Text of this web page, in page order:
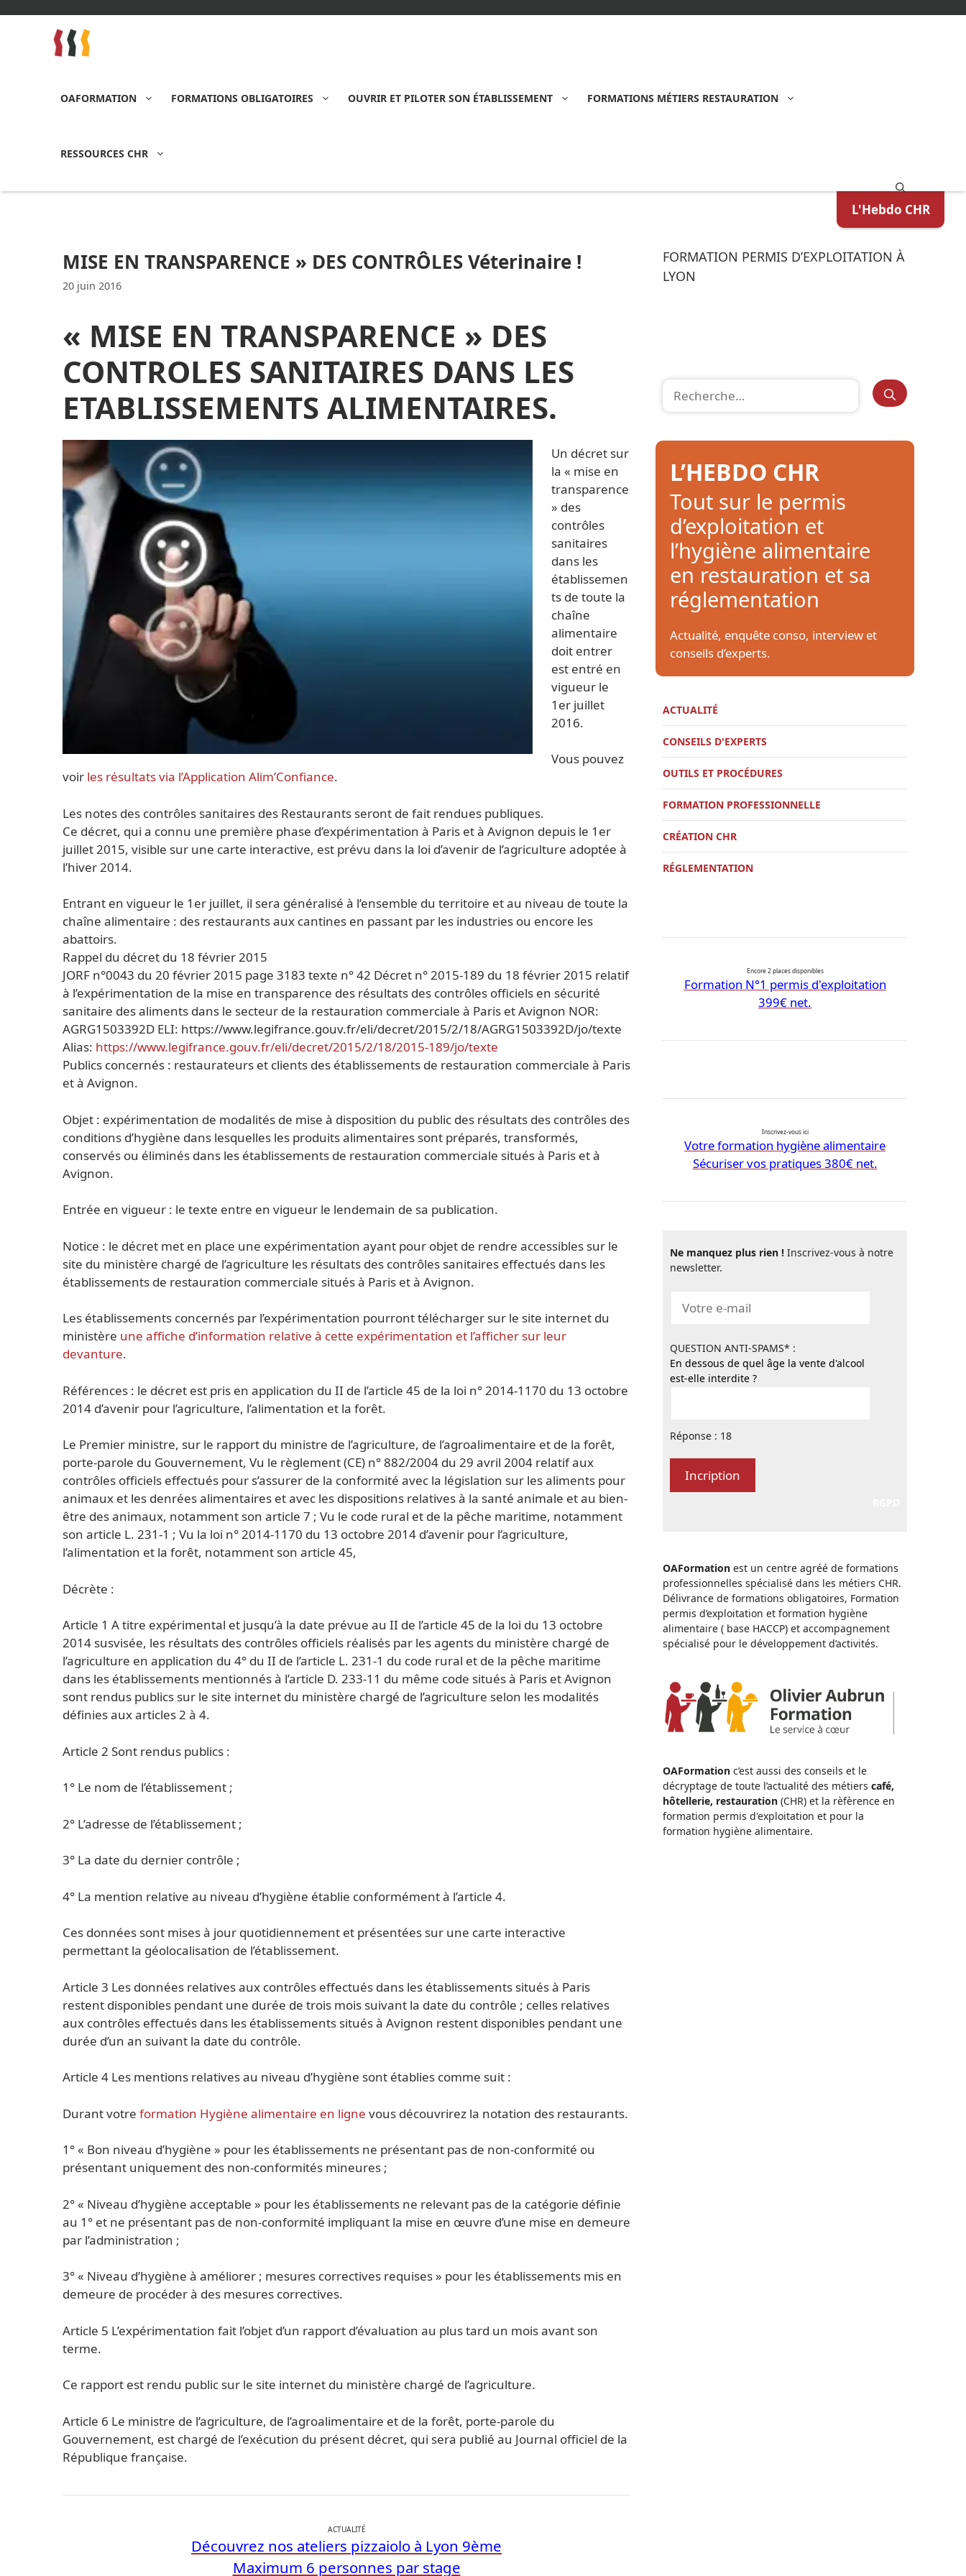
OAFORMATION FORMATIONS OBLIGATOIRES OUVRIR ET PILOTER SON ÉTABLISSEMENT FORMATIONS MÉTIERS RESTAURATION
RESSOURCES CHR
L'Hebdo CHR
MISE EN TRANSPARENCE » DES CONTRÔLES Véterinaire !
20 juin 2016
« MISE EN TRANSPARENCE » DES
CONTROLES SANITAIRES DANS LES
ETABLISSEMENTS ALIMENTAIRES.
Un décret sur
la « mise en
transparence
» des
contrôles
sanitaires
dans les
établissemen
ts de toute la
chaîne
alimentaire
doit entrer
est entré en
vigueur le
1er juillet
2016.
Vous pouvez
voir les résultats via l’Application Alim’Confiance.
Les notes des contrôles sanitaires des Restaurants seront de fait rendues publiques.
Ce décret, qui a connu une première phase d’expérimentation à Paris et à Avignon depuis le 1er
juillet 2015, visible sur une carte interactive, est prévu dans la loi d’avenir de l’agriculture adoptée à
l’hiver 2014.
Entrant en vigueur le 1er juillet, il sera généralisé à l’ensemble du territoire et au niveau de toute la
chaîne alimentaire : des restaurants aux cantines en passant par les industries ou encore les
abattoirs.
Rappel du décret du 18 février 2015
JORF n°0043 du 20 février 2015 page 3183 texte n° 42 Décret n° 2015-189 du 18 février 2015 relatif
à l’expérimentation de la mise en transparence des résultats des contrôles officiels en sécurité
sanitaire des aliments dans le secteur de la restauration commerciale à Paris et Avignon NOR:
AGRG1503392D ELI: https://www.legifrance.gouv.fr/eli/decret/2015/2/18/AGRG1503392D/jo/texte
Alias: https://www.legifrance.gouv.fr/eli/decret/2015/2/18/2015-189/jo/texte
Publics concernés : restaurateurs et clients des établissements de restauration commerciale à Paris
et à Avignon.
Objet : expérimentation de modalités de mise à disposition du public des résultats des contrôles des
conditions d’hygiène dans lesquelles les produits alimentaires sont préparés, transformés,
conservés ou éliminés dans les établissements de restauration commerciale situés à Paris et à
Avignon.
Entrée en vigueur : le texte entre en vigueur le lendemain de sa publication.
Notice : le décret met en place une expérimentation ayant pour objet de rendre accessibles sur le
site du ministère chargé de l’agriculture les résultats des contrôles sanitaires effectués dans les
établissements de restauration commerciale situés à Paris et à Avignon.
Les établissements concernés par l’expérimentation pourront télécharger sur le site internet du
ministère une affiche d’information relative à cette expérimentation et l’afficher sur leur
devanture.
Références : le décret est pris en application du II de l’article 45 de la loi n° 2014-1170 du 13 octobre
2014 d’avenir pour l’agriculture, l’alimentation et la forêt.
Le Premier ministre, sur le rapport du ministre de l’agriculture, de l’agroalimentaire et de la forêt,
porte-parole du Gouvernement, Vu le règlement (CE) n° 882/2004 du 29 avril 2004 relatif aux
contrôles officiels effectués pour s’assurer de la conformité avec la législation sur les aliments pour
animaux et les denrées alimentaires et avec les dispositions relatives à la santé animale et au bien-
être des animaux, notamment son article 7 ; Vu le code rural et de la pêche maritime, notamment
son article L. 231-1 ; Vu la loi n° 2014-1170 du 13 octobre 2014 d’avenir pour l’agriculture,
l’alimentation et la forêt, notamment son article 45,
Décrète :
Article 1 A titre expérimental et jusqu’à la date prévue au II de l’article 45 de la loi du 13 octobre
2014 susvisée, les résultats des contrôles officiels réalisés par les agents du ministère chargé de
l’agriculture en application du 4° du II de l’article L. 231-1 du code rural et de la pêche maritime
dans les établissements mentionnés à l’article D. 233-11 du même code situés à Paris et Avignon
sont rendus publics sur le site internet du ministère chargé de l’agriculture selon les modalités
définies aux articles 2 à 4.
Article 2 Sont rendus publics :
1° Le nom de l’établissement ;
2° L’adresse de l’établissement ;
3° La date du dernier contrôle ;
4° La mention relative au niveau d’hygiène établie conformément à l’article 4.
Ces données sont mises à jour quotidiennement et présentées sur une carte interactive
permettant la géolocalisation de l’établissement.
Article 3 Les données relatives aux contrôles effectués dans les établissements situés à Paris
restent disponibles pendant une durée de trois mois suivant la date du contrôle ; celles relatives
aux contrôles effectués dans les établissements situés à Avignon restent disponibles pendant une
durée d’un an suivant la date du contrôle.
Article 4 Les mentions relatives au niveau d’hygiène sont établies comme suit :
Durant votre formation Hygiène alimentaire en ligne vous découvrirez la notation des restaurants.
1° « Bon niveau d’hygiène » pour les établissements ne présentant pas de non-conformité ou
présentant uniquement des non-conformités mineures ;
2° « Niveau d’hygiène acceptable » pour les établissements ne relevant pas de la catégorie définie
au 1° et ne présentant pas de non-conformité impliquant la mise en œuvre d’une mise en demeure
par l’administration ;
3° « Niveau d’hygiène à améliorer ; mesures correctives requises » pour les établissements mis en
demeure de procéder à des mesures correctives.
Article 5 L’expérimentation fait l’objet d’un rapport d’évaluation au plus tard un mois avant son
terme.
Ce rapport est rendu public sur le site internet du ministère chargé de l’agriculture.
Article 6 Le ministre de l’agriculture, de l’agroalimentaire et de la forêt, porte-parole du
Gouvernement, est chargé de l’exécution du présent décret, qui sera publié au Journal officiel de la
République française.
ACTUALITÉ
Découvrez nos ateliers pizzaiolo à Lyon 9ème
Maximum 6 personnes par stage
FORMATION PERMIS D’EXPLOITATION À
LYON
L’HEBDO CHR
Tout sur le permis
d’exploitation et
l’hygiène alimentaire
en restauration et sa
réglementation
Actualité, enquête conso, interview et
conseils d’experts.
ACTUALITÉ
CONSEILS D'EXPERTS
OUTILS ET PROCÉDURES
FORMATION PROFESSIONNELLE
CRÉATION CHR
RÉGLEMENTATION
Encore 2 places disponibles
Formation N°1 permis d'exploitation
399€ net.
Inscrivez-vous ici
Votre formation hygiène alimentaire
Sécuriser vos pratiques 380€ net.
Ne manquez plus rien ! Inscrivez-vous à notre
newsletter.
QUESTION ANTI-SPAMS* :
En dessous de quel âge la vente d'alcool
est-elle interdite ?
Réponse : 18
OAFormation est un centre agréé de formations
professionnelles spécialisé dans les métiers CHR.
Délivrance de formations obligatoires, Formation
permis d’exploitation et formation hygiène
alimentaire ( base HACCP) et accompagnement
spécialisé pour le développement d’activités.
OAFormation c’est aussi des conseils et le
décryptage de toute l’actualité des métiers café,
hôtellerie, restauration (CHR) et la rèfèrence en
formation permis d'exploitation et pour la
formation hygiène alimentaire.